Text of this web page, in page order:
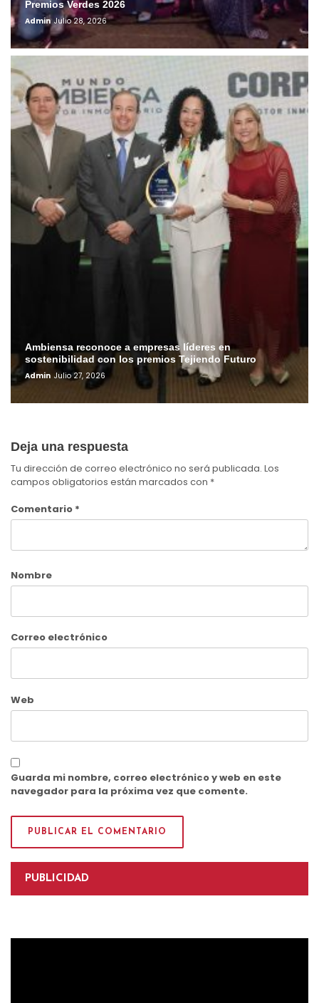
Premios Verdes 2026
Admin Julio 28, 2026
Ambiensa reconoce a empresas líderes en
sostenibilidad con los premios Tejiendo Futuro
Admin Julio 27, 2026
Deja una respuesta
Tu dirección de correo electrónico no será publicada. Los
campos obligatorios están marcados con *
Comentario *
Nombre
Correo electrónico
Web
Guarda mi nombre, correo electrónico y web en este
navegador para la próxima vez que comente.
PUBLICIDAD